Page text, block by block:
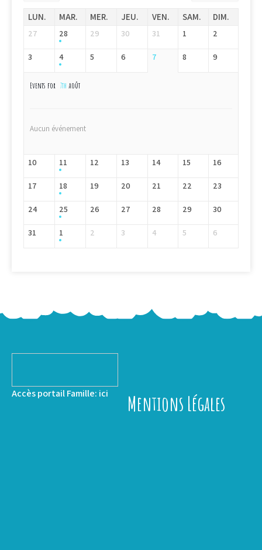
LUN. MAR. MER. JEU. VEN. SAM. DIM.
27 28 29 30 31 1 2
3 4 5 6 7 8 9
Events for 7th août
Aucun événement
10 11 12 13 14 15 16
17 18 19 20 21 22 23
24 25 26 27 28 29 30
31 1 2 3 4 5 6
Accès portail Famille: ici Mentions Légales